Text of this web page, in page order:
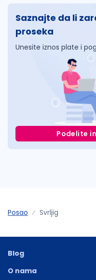
Saznajte da li
proseka
Unesite iznos plate i
Podelite
Posao Svrljig
Blog
O nama